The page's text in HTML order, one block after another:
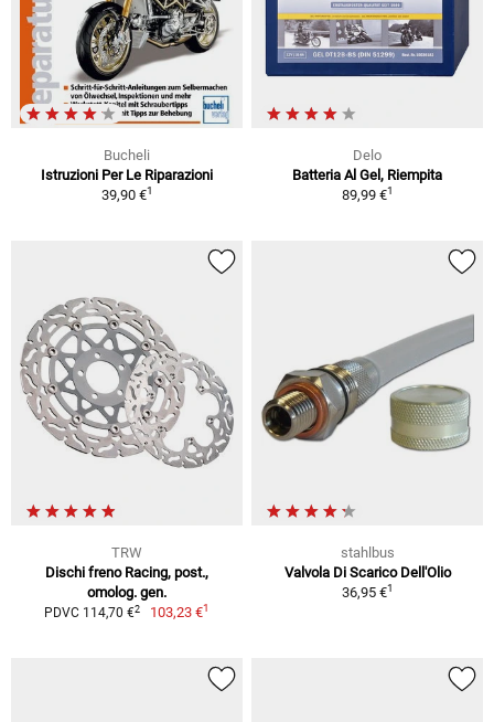
Bucheli
Istruzioni Per Le Riparazioni
39,90 €1
Delo
Batteria Al Gel, Riempita
89,99 €1
TRW
Dischi freno Racing, post.,
omolog. gen.
PDVC 114,70 €2 103,23 €1
stahlbus
Valvola Di Scarico Dell'Olio
36,95 €1